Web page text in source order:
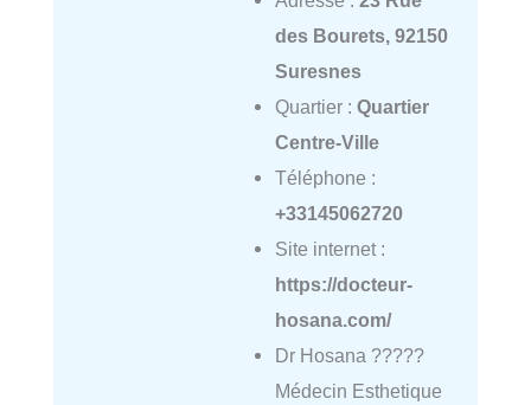
des Bourets, 92150
Suresnes
Quartier : Quartier
Centre-Ville
Téléphone :
+33145062720
Site internet :
https://docteur-
hosana.com/
Dr Hosana ?????
Médecin Esthetique